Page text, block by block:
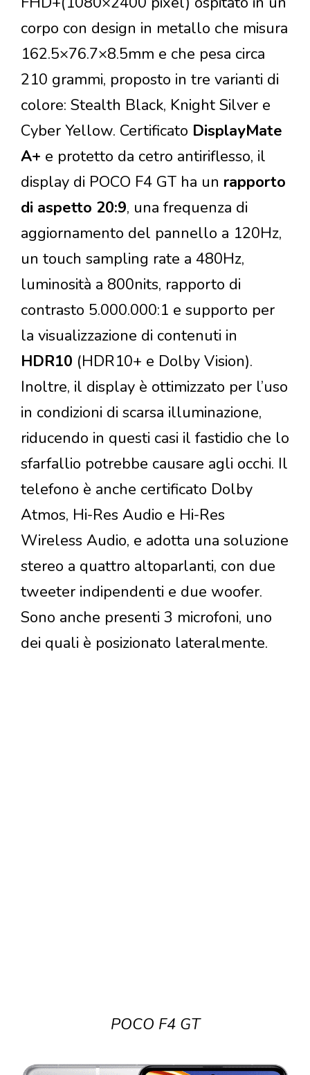
corpo con design in metallo che misura
162.5×76.7×8.5mm e che pesa circa
210 grammi, proposto in tre varianti di
colore: Stealth Black, Knight Silver e
Cyber Yellow. Certificato DisplayMate
A+ e protetto da cetro antiriflesso, il
display di POCO F4 GT ha un rapporto
di aspetto 20:9, una frequenza di
aggiornamento del pannello a 120Hz,
un touch sampling rate a 480Hz,
luminosità a 800nits, rapporto di
contrasto 5.000.000:1 e supporto per
la visualizzazione di contenuti in
HDR10 (HDR10+ e Dolby Vision).
Inoltre, il display è ottimizzato per l’uso
in condizioni di scarsa illuminazione,
riducendo in questi casi il fastidio che lo
sfarfallio potrebbe causare agli occhi. Il
telefono è anche certificato Dolby
Atmos, Hi-Res Audio e Hi-Res
Wireless Audio, e adotta una soluzione
stereo a quattro altoparlanti, con due
tweeter indipendenti e due woofer.
Sono anche presenti 3 microfoni, uno
dei quali è posizionato lateralmente.
POCO F4 GT